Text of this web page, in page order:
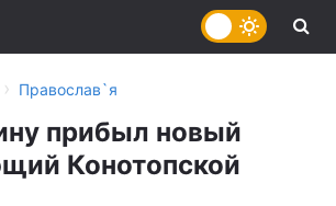
› Православ`я
прибыл новый
Конотопской